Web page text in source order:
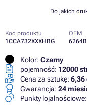
Do jakich
Kod produktu
1CCA732XXXHBG
OEM
Kolor: Czarny
pojemność: 12000
Cena za sztukę: 6,36
Gwarancja: 24
Punkty lojalnościowe: